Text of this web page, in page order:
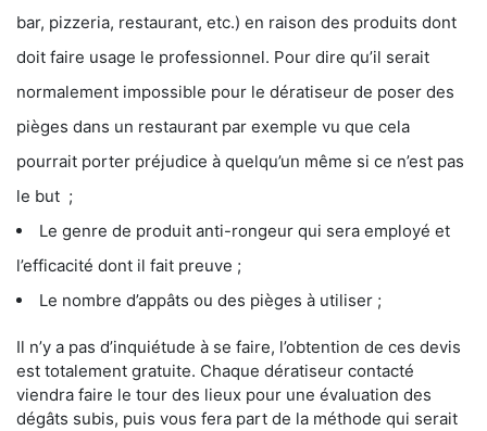
bar, pizzeria, restaurant, etc.) en raison des produits dont
doit faire usage le professionnel. Pour dire qu’il serait
normalement impossible pour le dératiseur de poser des
pièges dans un restaurant par exemple vu que cela
pourrait porter préjudice à quelqu’un même si ce n’est pas
le but ;
Le genre de produit anti-rongeur qui sera employé et
l’efficacité dont il fait preuve ;
Le nombre d’appâts ou des pièges à utiliser ;
Il n’y a pas d’inquiétude à se faire, l’obtention de ces devis
est totalement gratuite. Chaque dératiseur contacté
viendra faire le tour des lieux pour une évaluation des
dégâts subis, puis vous fera part de la méthode qui serait